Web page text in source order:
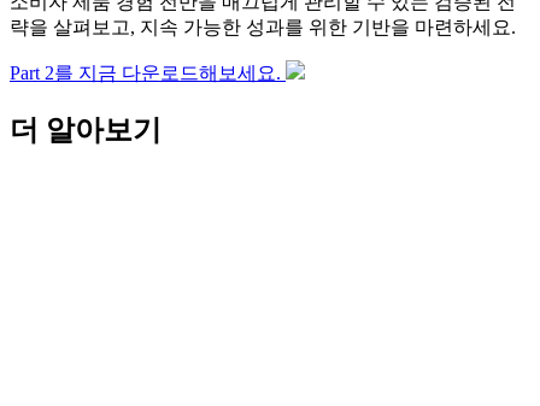
략을 살펴보고, 지속 가능한 성과를 위한 기반을 마련하세요.
Part 2를 지금 다운로드해보세요.
더 알아보기